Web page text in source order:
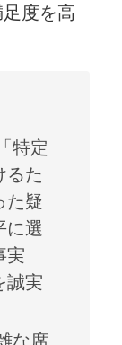
度を高
「特定
るた
た疑
に選
実
誠実
な席